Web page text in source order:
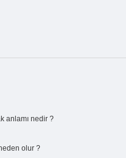
anlamı nedir ?
olur ?